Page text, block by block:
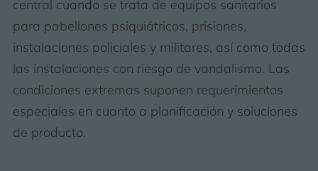
central cuando se trata de equipos sanitarios
para pabellones psiquiátricos, prisiones,
instalaciones policiales y militares, así como todas
las instalaciones con riesgo de vandalismo. Las
condiciones extremas suponen requerimientos
especiales en cuanto a planificación y soluciones
de producto.